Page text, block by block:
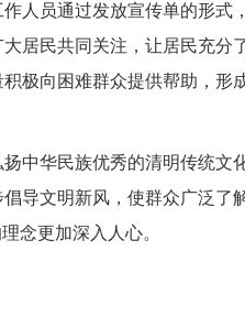
人员通过发放宣传单的形式
居民共同关注，让居民充分
极向困难群众提供帮助，形
华民族优秀的清明传统文
导文明新风，使群众广泛了
念更加深入人心。